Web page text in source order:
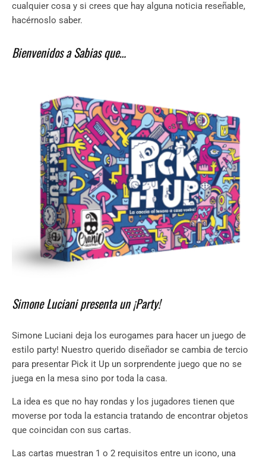
cualquier cosa y si crees que hay alguna noticia reseñable,
hacérnoslo saber.
Bienvenidos a Sabias que…
Simone Luciani presenta un ¡Party!
Simone Luciani deja los eurogames para hacer un juego de
estilo party! Nuestro querido diseñador se cambia de tercio
para presentar Pick it Up un sorprendente juego que no se
juega en la mesa sino por toda la casa.
La idea es que no hay rondas y los jugadores tienen que
moverse por toda la estancia tratando de encontrar objetos
que coincidan con sus cartas.
Las cartas muestran 1 o 2 requisitos entre un icono, una